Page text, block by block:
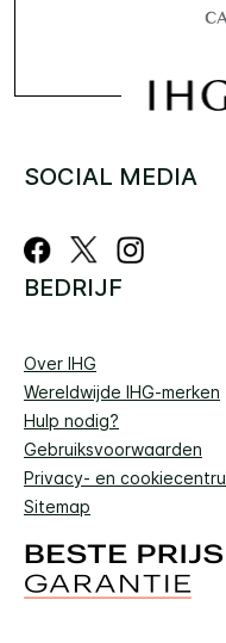
SOCIAL MEDIA
BEDRIJF
Over IHG
Wereldwijde IHG-merken
Hulp nodig?
Gebruiksvoorwaarden
Privacy- en
Sitemap